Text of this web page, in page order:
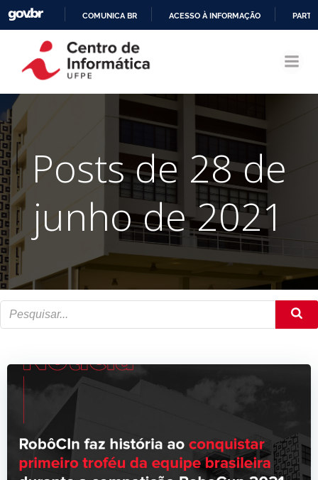
CONTEÚDO
COMUNICA BR ACESSO À INFORMAÇÃO
Posts de 28 de
junho de 2021